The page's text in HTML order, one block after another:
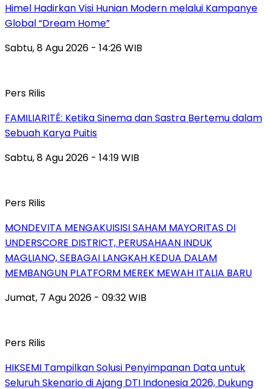
Himel Hadirkan Visi Hunian Modern melalui Kampanye
Global “Dream Home”
Sabtu, 8 Agu 2026 - 14:26 WIB
Pers Rilis
FAMILIARITÉ: Ketika Sinema dan Sastra Bertemu dalam
Sebuah Karya Puitis
Sabtu, 8 Agu 2026 - 14:19 WIB
Pers Rilis
MONDEVITA MENGAKUISISI SAHAM MAYORITAS DI
UNDERSCORE DISTRICT, PERUSAHAAN INDUK
MAGLIANO, SEBAGAI LANGKAH KEDUA DALAM
MEMBANGUN PLATFORM MEREK MEWAH ITALIA BARU
Jumat, 7 Agu 2026 - 09:32 WIB
Pers Rilis
HIKSEMI Tampilkan Solusi Penyimpanan Data untuk
Seluruh Skenario di Ajang DTI Indonesia 2026, Dukung